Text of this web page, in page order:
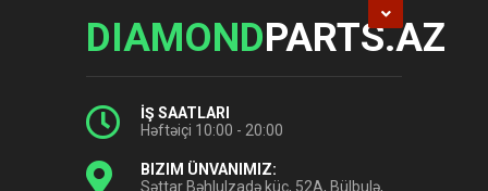
DIAMONDPARTS.AZ
İŞ SAATLARI
Həftəiçi 10:00 - 20:00
BIZIM ÜNVANIMIZ:
Səttar Bəhlulzadə küç, 52A, Bülbulə,